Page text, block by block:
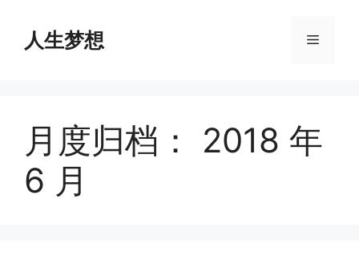
content人生梦想 Menu
月度归档： 2018 年
6 月